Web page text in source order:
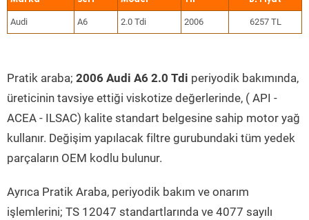
Audi A6 2.0 Tdi 2006 6257 TL
Pratik araba; 2006 Audi A6 2.0 Tdi periyodik bakımında,
üreticinin tavsiye ettiği viskotize değerlerinde, ( API -
ACEA - ILSAC) kalite standart belgesine sahip motor yağ
kullanır. Değişim yapılacak filtre gurubundaki tüm yedek
parçaların OEM kodlu bulunur.
Ayrıca Pratik Araba, periyodik bakım ve onarım
işlemlerini; TS 12047 standartlarında ve 4077 sayılı